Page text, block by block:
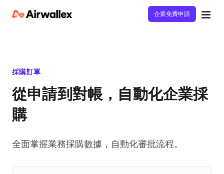
企業免費申請
採購訂單
從申請到對帳，自動化企業採
購
全面掌握業務採購數據，自動化審批流程。